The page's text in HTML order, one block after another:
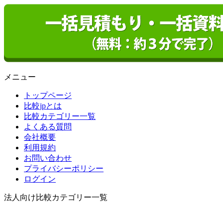
メニュー
トップページ
比較jpとは
比較カテゴリー一覧
よくある質問
会社概要
利用規約
お問い合わせ
プライバシーポリシー
ログイン
法人向け比較カテゴリー一覧